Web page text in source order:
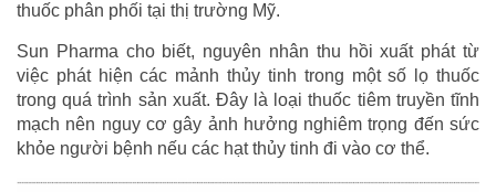
thuốc phân phối tại thị trường Mỹ.
Sun Pharma cho biết, nguyên nhân thu hồi xuất phát từ
việc phát hiện các mảnh thủy tinh trong một số lọ thuốc
trong quá trình sản xuất. Đây là loại thuốc tiêm truyền tĩnh
mạch nên nguy cơ gây ảnh hưởng nghiêm trọng đến sức
khỏe người bệnh nếu các hạt thủy tinh đi vào cơ thể.